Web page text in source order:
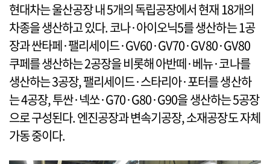
현대차는 울산공장 내 5개의 독립공장에서 현재 18개의
차종을 생산하고 있다. 코나·아이오닉5를 생산하는 1공
장과 싼타페·팰리세이드·GV60·GV70·GV80·GV80
쿠페를 생산하는 2공장을 비롯해 아반떼·베뉴·코나를
생산하는 3공장, 팰리세이드·스타리아·포터를 생산하
는 4공장, 투싼·넥쏘·G70·G80·G90을 생산하는 5공장
으로 구성된다. 엔진공장과 변속기공장, 소재공장도 자체
가동 중이다.